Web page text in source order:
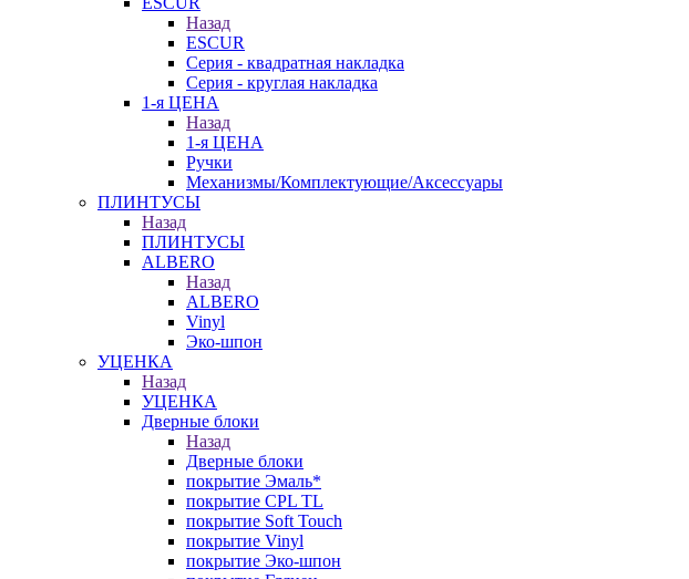
Назад
ESCUR
Серия - квадратная накладка
Серия - круглая накладка
1-я ЦЕНА
Назад
1-я ЦЕНА
Ручки
Механизмы/Комплектующие/Аксессуары
ПЛИНТУСЫ
Назад
ПЛИНТУСЫ
ALBERO
Назад
ALBERO
Vinyl
Эко-шпон
УЦЕНКА
Назад
УЦЕНКА
Дверные блоки
Назад
Дверные блоки
покрытие Эмаль*
покрытие CPL TL
покрытие Soft Touch
покрытие Vinyl
покрытие Эко-шпон